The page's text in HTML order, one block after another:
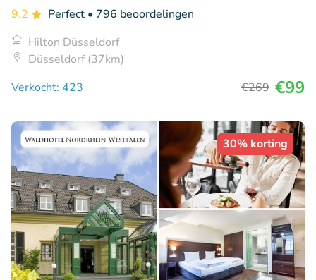
9.2
Perfect • 796 beoordelingen
Hilton Düsseldorf
Düsseldorf (37km)
Verkocht: 423
€269 €99
30% korting